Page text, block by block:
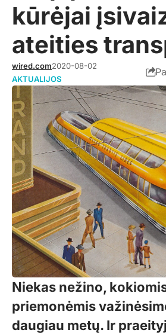
kūrėjai
ateities
wired.com2020-08-02
AKTUALIJOS
Niekas nežino,
priemonėmis
daugiau metų. Ir